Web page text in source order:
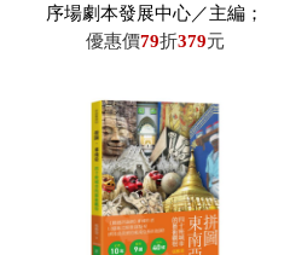
序場劇本發展中心／主編；
崔緇言、李美慶、裴三植、
婉瑂／譯
優惠價79折379元